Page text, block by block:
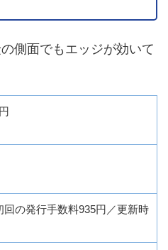
側面でもエッジが効いて
回の発行手数料935円／更新時